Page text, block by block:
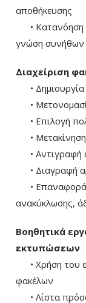
αποθήκευσης
• Κατανόηση
γνώση
Διαχείριση
• Δημιουργία
•
• Επιλογή
•
• Αντιγραφή
• Διαγραφή
• Επαναφορά
ανακύκλωσης,
Βοηθητικά
εκτυπώσεων
• Χρήση του
φακέλων
• Λίστα